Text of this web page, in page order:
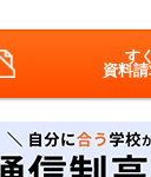
す
資料